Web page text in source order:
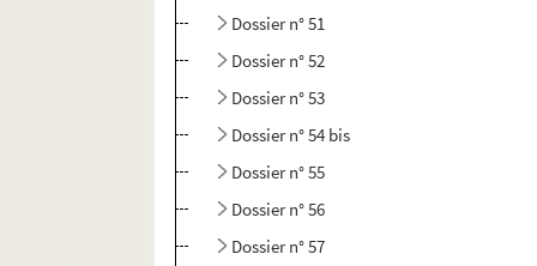
Dossier n° 51
Dossier n° 52
Dossier n° 53
Dossier n° 54 bis
Dossier n° 55
Dossier n° 56
Dossier n° 57